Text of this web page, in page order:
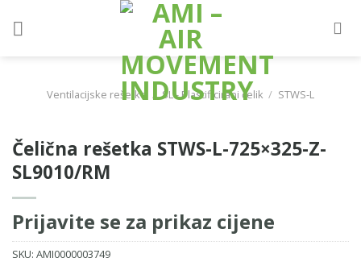
Ventilacijske rešetke / SL - Plastificirani čelik / STWS-L
Čelična rešetka STWS-L-725×325-Z-
SL9010/RM
Prijavite se za prikaz cijene
SKU: AMI0000003749